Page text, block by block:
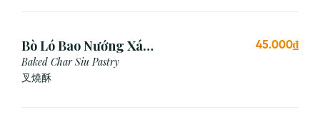
Bò Ló Bao Nướng Xá
Xíu (1 Cái)
Baked Char Siu Pastry
叉燒酥
45.000₫